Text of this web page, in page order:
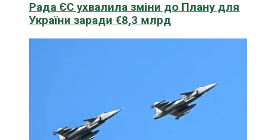
Рада ЄС ухвалила зміни до Плану для
України заради €8,3 млрд